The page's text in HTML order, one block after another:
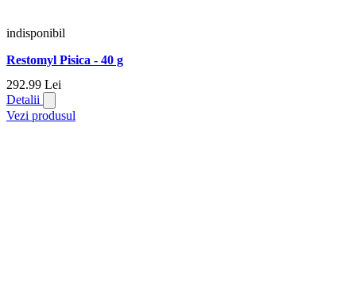
indisponibil
Restomyl Pisica - 40 g
292.99 Lei
Detalii
Vezi produsul